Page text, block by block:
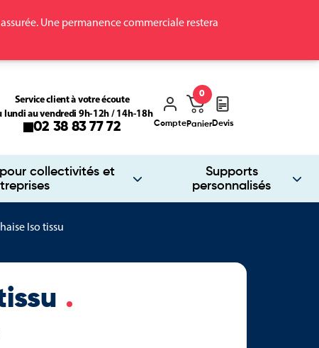
Une permanence commerciale restera
collectivités et
Supports
personnalisés
Service client à votre écoute
lundi au vendredi 9h-12h / 14h-18h
02 38 83 77 72 ComptePanier
0
Devis
Iso tissu